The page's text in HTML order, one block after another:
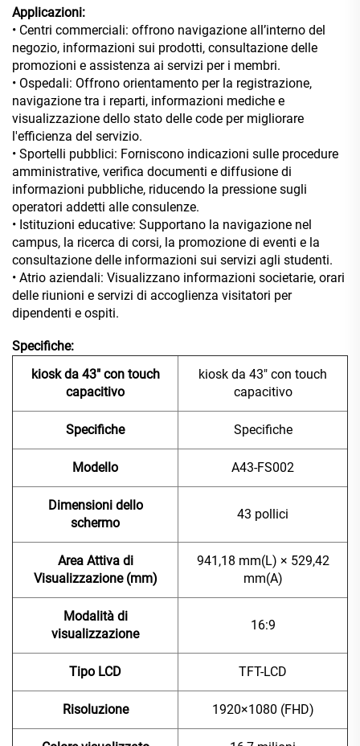
Applicazioni:
• Centri commerciali: offrono navigazione all’interno del
negozio, informazioni sui prodotti, consultazione delle
promozioni e assistenza ai servizi per i membri.
• Ospedali: Offrono orientamento per la registrazione,
navigazione tra i reparti, informazioni mediche e
visualizzazione dello stato delle code per migliorare
l'efficienza del servizio.
• Sportelli pubblici: Forniscono indicazioni sulle procedure
amministrative, verifica documenti e diffusione di
informazioni pubbliche, riducendo la pressione sugli
operatori addetti alle consulenze.
• Istituzioni educative: Supportano la navigazione nel
campus, la ricerca di corsi, la promozione di eventi e la
consultazione delle informazioni sui servizi agli studenti.
• Atrio aziendali: Visualizzano informazioni societarie, orari
delle riunioni e servizi di accoglienza visitatori per
dipendenti e ospiti.
Specifiche:
kiosk da 43" con touch
capacitivo
kiosk da 43" con touch
capacitivo
Specifiche Specifiche
Modello A43-FS002
Dimensioni dello
schermo
43 pollici
Area Attiva di
Visualizzazione (mm)
941,18 mm(L) × 529,42
mm(A)
Modalità di
visualizzazione
16:9
Tipo LCD TFT-LCD
Risoluzione 1920×1080 (FHD)